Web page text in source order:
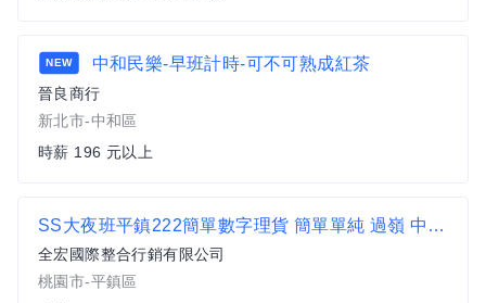
NEW 中和民樂-早班計時-可不可熟成紅茶
晉良商行
新北市-中和區
時薪 196 元以上
SS大夜班平鎮222簡單數字理貨 簡單單純 過嶺 中壢 平鎮長安路
全宏國際整合行銷有限公司
桃園市-平鎮區